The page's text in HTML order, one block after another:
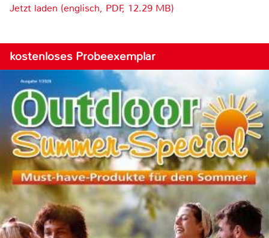
Jetzt laden (englisch, PDF, 12.29 MB)
kostenloses Probeexemplar